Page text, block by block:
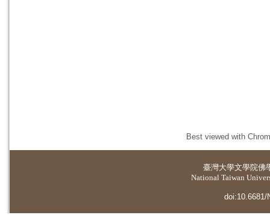
Best viewed with
臺灣大學文學院佛
National Taiwan
doi:10.6681/